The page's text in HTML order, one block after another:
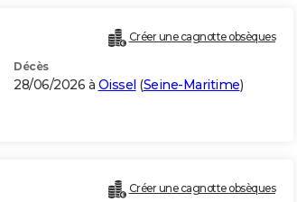
Créer une cagnotte obsèques
Décès
28/06/2026 à Oissel (Seine-Maritime)
Créer une cagnotte obsèques